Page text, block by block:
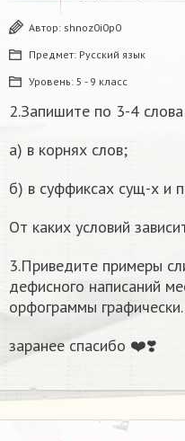
Автор: shnoz0i0p0
Предмет: Русский язык
Уровень: 5 - 9 класс
2.Запишите по 3-4
а) в корнях слов;
б) в суффиксах сущ-х и
От каких условий
3.Приведите примеры
дефисного написаний
орфограммы графически.
заранее спасибо ❤️❣️​